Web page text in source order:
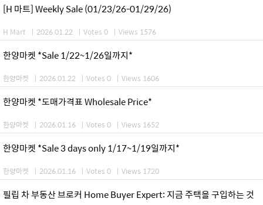
[H 마트] Weekly Sale (01/23/26-01/29/26)
H Mart | 2026.01.22 | Votes 0 | Views 1576
한양마켓 *Sale 1/22~1/26일까지*
한양마켓 | 2026.01.22 | Votes 0 | Views 1606
한양마켓 *도매가격표 Wholesale Price*
한양마켓 | 2026.01.16 | Votes 0 | Views 1652
한양마켓 *Sale 3 days only 1/17~1/19일까지*
한양마켓 | 2026.01.16 | Votes 0 | Views 1720
필립 차 부동산 브로커 Home Buyer Expert: 지금 주택을 구입하는 것